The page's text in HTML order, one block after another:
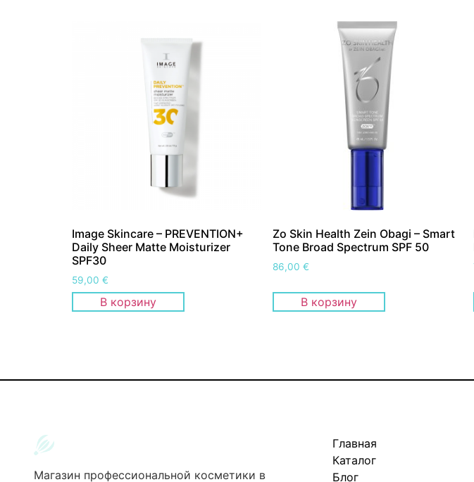
Image Skincare – PREVENTION+
Daily Sheer Matte Moisturizer
SPF30
59,00 €
В корзину
Zo Skin Health Zein Obagi – Smart
Tone Broad Spectrum SPF 50
86,00 €
В корзину
Магазин профессиональной косметики в
Главная
Каталог
Блог